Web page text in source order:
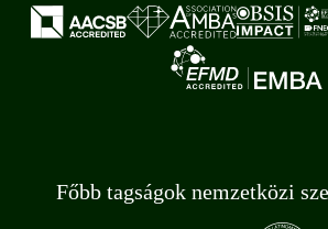
Főbb tagságok nemzetközi